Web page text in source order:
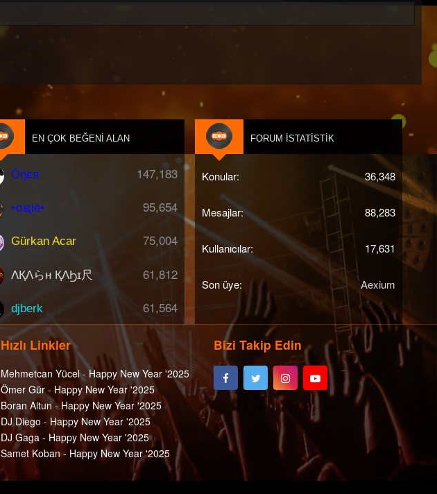
EN ÇOK BEĞENI ALAN
147,183
Öηєя
95,654
•໐ຊiē•
75,004
Gürkan Acar
61,812
ΛҚΛらн ҚΛϦɪ尺
61,564
djberk
FORUM İSTATISTIK
Konular 36,348
Mesajlar 88,283
Kullanıcılar 17,631
Son üye Aexium
Hızlı Linkler
Mehmetcan Yücel - Happy New Year '2025
Ömer Gür - Happy New Year '2025
Boran Altun - Happy New Year '2025
DJ Diego - Happy New Year '2025
DJ Gaga - Happy New Year '2025
Samet Koban - Happy New Year '2025
Bizi Takip Edin